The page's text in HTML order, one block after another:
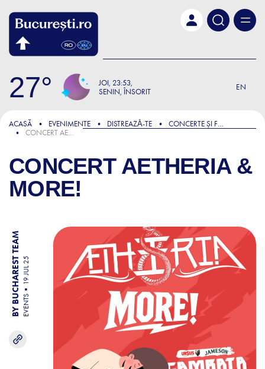
27 JOI 23:53
SENIN, ÎNSORIT
EN
ACASĂ EVENIMENTE DISTREAZǍ-TE
CONCERTE ȘI FESTIVALURI
CONCERT AETHERIA & MORE!
CONCERT AETHERIA &
MORE!
BY BUCHAREST TEAM EVENTS
19 JUL 25